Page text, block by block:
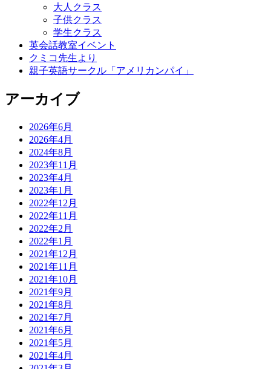
大人クラス
子供クラス
学生クラス
英会話教室イベント
クミコ先生より
親子英語サークル「アメリカンパイ」
アーカイブ
2026年6月
2026年4月
2024年8月
2023年11月
2023年4月
2023年1月
2022年12月
2022年11月
2022年2月
2022年1月
2021年12月
2021年11月
2021年10月
2021年9月
2021年8月
2021年7月
2021年6月
2021年5月
2021年4月